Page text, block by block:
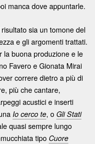
manca dove appuntarle.
sia un tomone del
e gli argomenti trattati.
la buona produzione e le
Favero e Gionata Mirai
correre dietro a più di
più che cantare,
acustici e inserti
Io cerco te, o Gli Stati
quasi sempre lungo
tipo Cuore